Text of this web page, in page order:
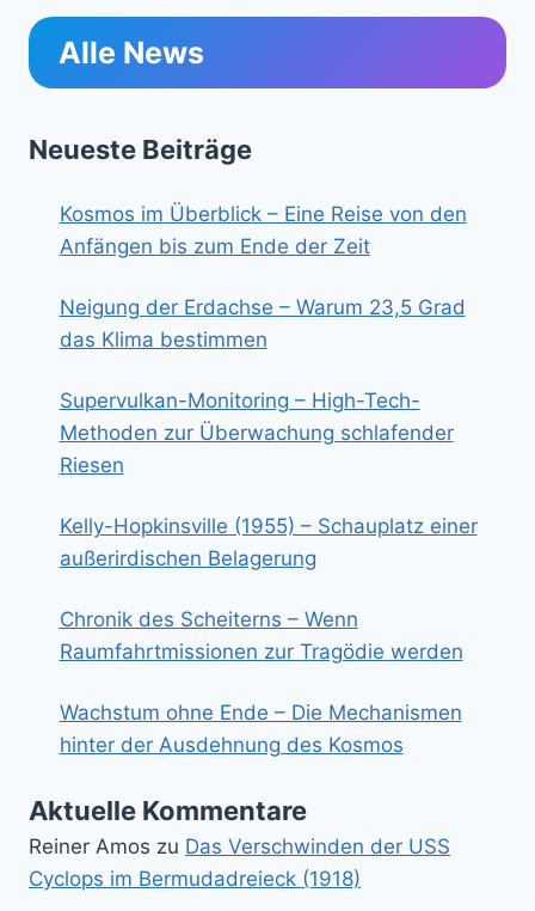
Alle News
Neueste Beiträge
Kosmos im Überblick – Eine Reise von den
Anfängen bis zum Ende der Zeit
Neigung der Erdachse – Warum 23,5 Grad
das Klima bestimmen
Supervulkan-Monitoring – High-Tech-
Methoden zur Überwachung schlafender
Riesen
Kelly-Hopkinsville (1955) – Schauplatz einer
außerirdischen Belagerung
Chronik des Scheiterns – Wenn
Raumfahrtmissionen zur Tragödie werden
Wachstum ohne Ende – Die Mechanismen
hinter der Ausdehnung des Kosmos
Aktuelle Kommentare
Reiner Amos zu Das Verschwinden der USS
Cyclops im Bermudadreieck (1918)